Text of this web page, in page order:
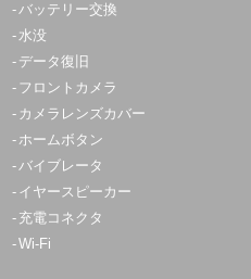
バッテリー交換
水没
データ復旧
フロントカメラ
カメラレンズカバー
ホームボタン
バイブレータ
イヤースピーカー
充電コネクタ
Wi-Fi